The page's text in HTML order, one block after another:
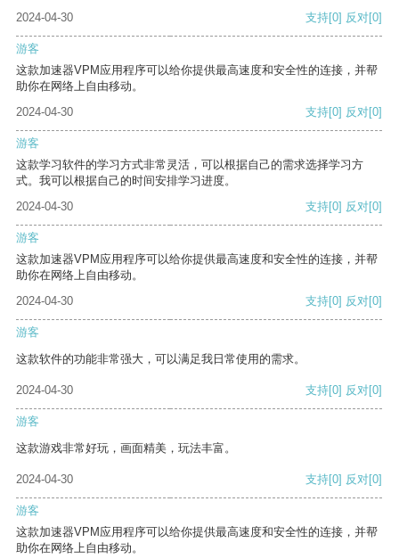
2024-04-30
支持[0] 反对[0]
游客
这款加速器VPM应用程序可以给你提供最高速度和安全性的连接，并帮
助你在网络上自由移动。
2024-04-30
支持[0] 反对[0]
游客
这款学习软件的学习方式非常灵活，可以根据自己的需求选择学习方
式。我可以根据自己的时间安排学习进度。
2024-04-30
支持[0] 反对[0]
游客
这款加速器VPM应用程序可以给你提供最高速度和安全性的连接，并帮
助你在网络上自由移动。
2024-04-30
支持[0] 反对[0]
游客
这款软件的功能非常强大，可以满足我日常使用的需求。
2024-04-30 支持[0] 反对[0]
游客
这款游戏非常好玩，画面精美，玩法丰富。
2024-04-30 支持[0] 反对[0]
游客
这款加速器VPM应用程序可以给你提供最高速度和安全性的连接，并帮
助你在网络上自由移动。